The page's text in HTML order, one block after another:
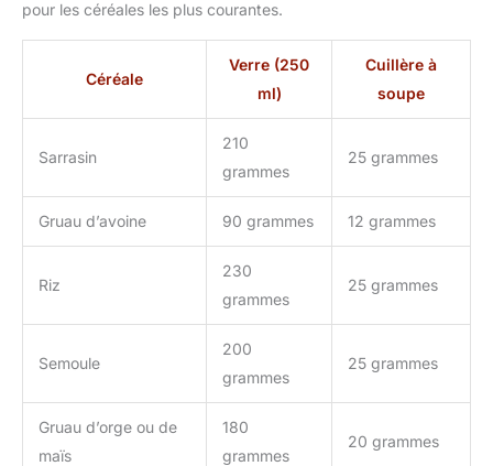
pour les céréales les plus courantes.
Céréale
Verre (250
ml)
Cuillère à
soupe
Sarrasin
210
grammes
25 grammes
Gruau d’avoine 90 grammes 12 grammes
Riz
230
grammes
25 grammes
Semoule
200
grammes
25 grammes
Gruau d’orge ou de
maïs
180
grammes
20 grammes